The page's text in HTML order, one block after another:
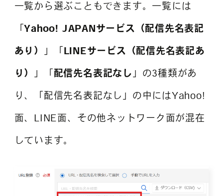
一覧から選ぶこともできます。一覧には
「Yahoo! JAPANサービス（配信先名表記
あり） 」「 LINEサービス（配信先名表記あ
り） 」「 配信先名表記なし 」の3種類があ
り、「配信先名表記なし」の中にはYahoo!
面、LINE面、その他ネットワーク面が混在
しています。